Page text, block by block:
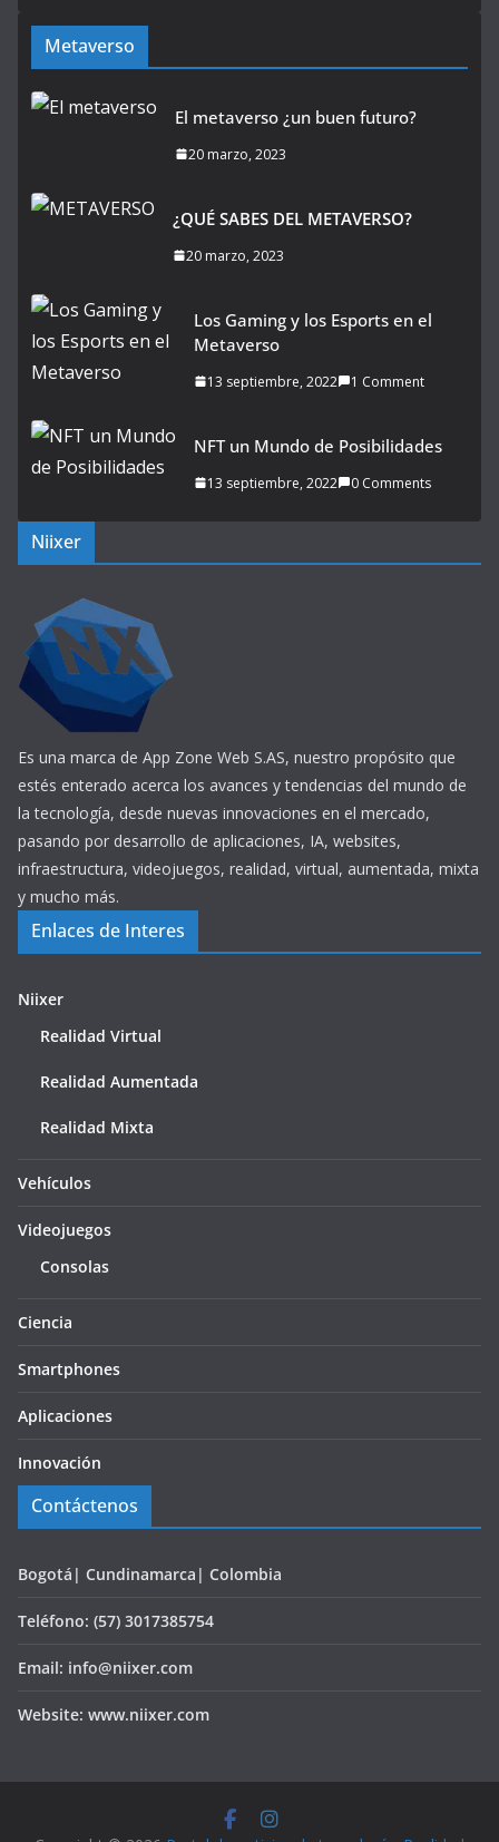
Metaverso
El metaverso ¿un buen futuro?
20 marzo, 2023
¿QUÉ SABES DEL METAVERSO?
20 marzo, 2023
Los Gaming y los Esports en el
Metaverso
13 septiembre, 2022 1 Comment
NFT un Mundo de Posibilidades
13 septiembre, 2022 0 Comments
Niixer
Es una marca de App Zone Web S.AS, nuestro propósito que
estés enterado acerca los avances y tendencias del mundo de
la tecnología, desde nuevas innovaciones en el mercado,
pasando por desarrollo de aplicaciones, IA, websites,
infraestructura, videojuegos, realidad, virtual, aumentada, mixta
y mucho más.
Enlaces de Interes
Niixer
Realidad Virtual
Realidad Aumentada
Realidad Mixta
Vehículos
Videojuegos
Consolas
Ciencia
Smartphones
Aplicaciones
Innovación
Contáctenos
Bogotá| Cundinamarca| Colombia
Teléfono: (57) 3017385754
Email: info@niixer.com
Website: www.niixer.com